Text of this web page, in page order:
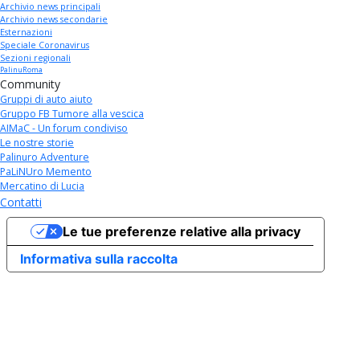
Archivio news principali
Archivio news secondarie
Esternazioni
Speciale Coronavirus
Sezioni regionali
PalinuRoma
Community
Gruppi di auto aiuto
Gruppo FB Tumore alla vescica
AIMaC - Un forum condiviso
Le nostre storie
Palinuro Adventure
PaLiNUro Memento
Mercatino di Lucia
Contatti
Informativa sulla raccolta
Le tue preferenze relative alla privacy